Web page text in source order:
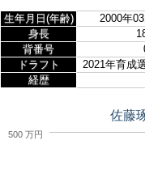
生年月日(年齢) 2000年
身長
背番号
ドラフト
2021年育成
経歴
佐藤
500 万円